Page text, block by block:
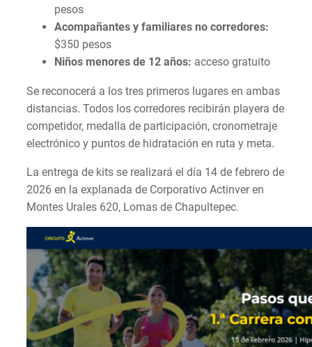
pesos
Acompañantes y familiares no corredores:
$350 pesos
Niños menores de 12 años: acceso gratuito
Se reconocerá a los tres primeros lugares en ambas
distancias. Todos los corredores recibirán playera de
competidor, medalla de participación, cronometraje
electrónico y puntos de hidratación en ruta y meta.
La entrega de kits se realizará el día 14 de febrero de
2026 en la explanada de Corporativo Actinver en
Montes Urales 620, Lomas de Chapultepec.